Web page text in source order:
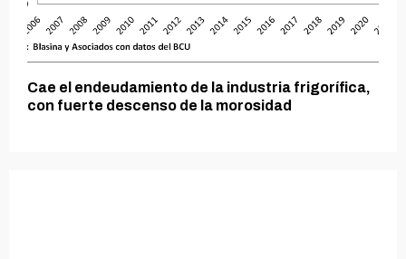
Cae el endeudamiento de la industria frigorífica,
con fuerte descenso de la morosidad